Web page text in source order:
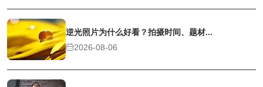
逆光照片为什么好看？拍摄时间、题材...
2026-08-06